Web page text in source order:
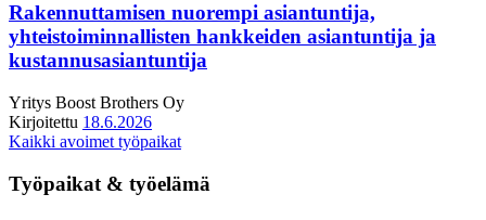
Rakennuttamisen nuorempi asiantuntija,
yhteistoiminnallisten hankkeiden asiantuntija ja
kustannusasiantuntija
Yritys Boost Brothers Oy
Kirjoitettu 18.6.2026
Kaikki avoimet työpaikat
Työpaikat & työelämä